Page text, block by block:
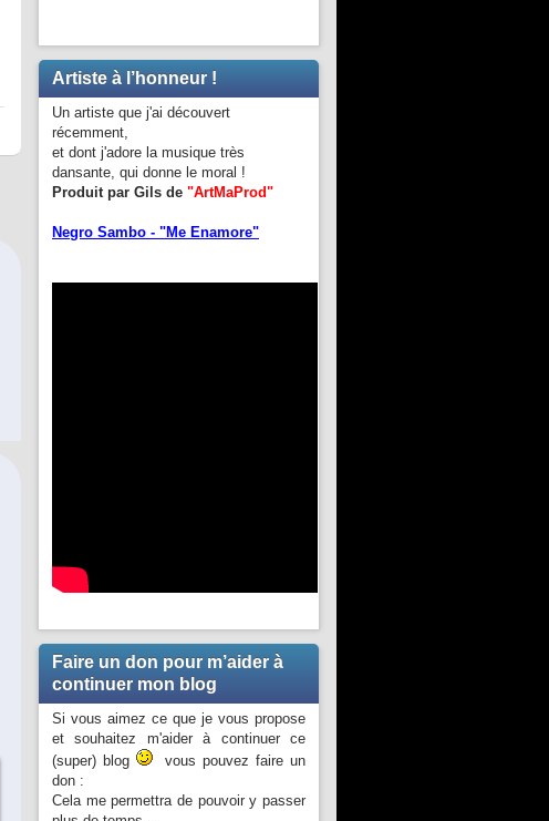
Artiste à l’honneur !
Un artiste que j'ai découvert
récemment,
et dont j'adore la musique très
dansante, qui donne le moral !
Produit par Gils de "ArtMaProd"
Negro Sambo - "Me Enamore"
Faire un don pour m’aider à
continuer mon blog
Si vous aimez ce que je vous propose
et souhaitez m'aider à continuer ce
(super) blog
vous pouvez faire un
don :
Cela me permettra de pouvoir y passer